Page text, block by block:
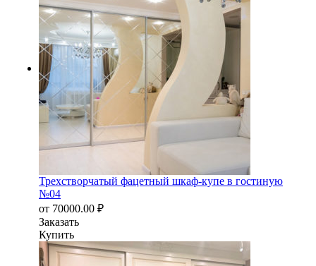
Трехстворчатый фацетный шкаф-купе в гостиную
№04
от 70000.00 ₽
Заказать
Купить